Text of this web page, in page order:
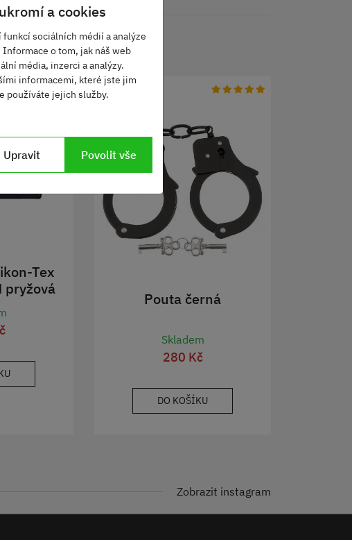
Tex
pryžová
Pouta černá
Skladem
280 Kč
DO KOŠÍKU
Zobrazit instagram
a cookies
sociálních médií a analýze
Informace o tom, jak náš web
média, inzerci a analýzy.
informacemi, které jste jim
používáte jejich služby.
Upravit Povolit vše